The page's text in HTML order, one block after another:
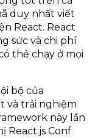
duy nhất viết
React. React
sức và chi phí
thẻ chạy ở mọi
bộ của
và trải nghiệm
này lần
React.js Conf